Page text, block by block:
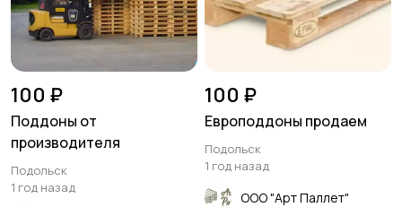
100 ₽
Поддоны от
производителя
Подольск
1 год назад
100 ₽
Европоддоны продаем
Подольск
1 год назад
ООО "Арт Паллет"